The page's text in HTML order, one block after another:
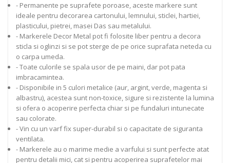
- Permanente pe suprafete poroase, aceste markere sunt
ideale pentru decorarea cartonului, lemnului, sticlei, hartiei,
plasticului, pietrei, masei Das sau metalului.
- Markerele Decor Metal pot fi folosite liber pentru a decora
sticla si oglinzi si se pot sterge de pe orice suprafata neteda cu
o carpa umeda.
- Toate culorile se spala usor de pe maini, dar pot pata
imbracamintea.
- Disponibile in 5 culori metalice (aur, argint, verde, magenta si
albastru), acestea sunt non-toxice, sigure si rezistente la lumina
si ofera o acoperire perfecta chiar si pe fundaluri intunecate
sau colorate.
- Vin cu un varf fix super-durabil si o capacitate de siguranta
ventilata.
- Markerele au o marime medie a varfului si sunt perfecte atat
pentru detalii mici, cat si pentru acoperirea suprafetelor mai